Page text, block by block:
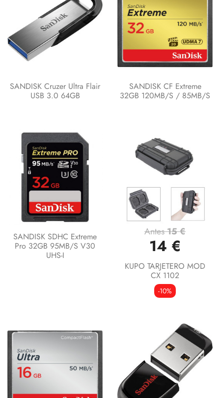
SANDISK Cruzer Ultra Flair
USB 3.0 64GB
SANDISK CF Extreme
32GB 120MB/s / 85MB/s
SANDISK SDHC Extreme
Pro 32GB 95MB/s V30
UHS-I
Antes15 €
14 €
KUPO TARJETERO MOD
CX 1102
-10%